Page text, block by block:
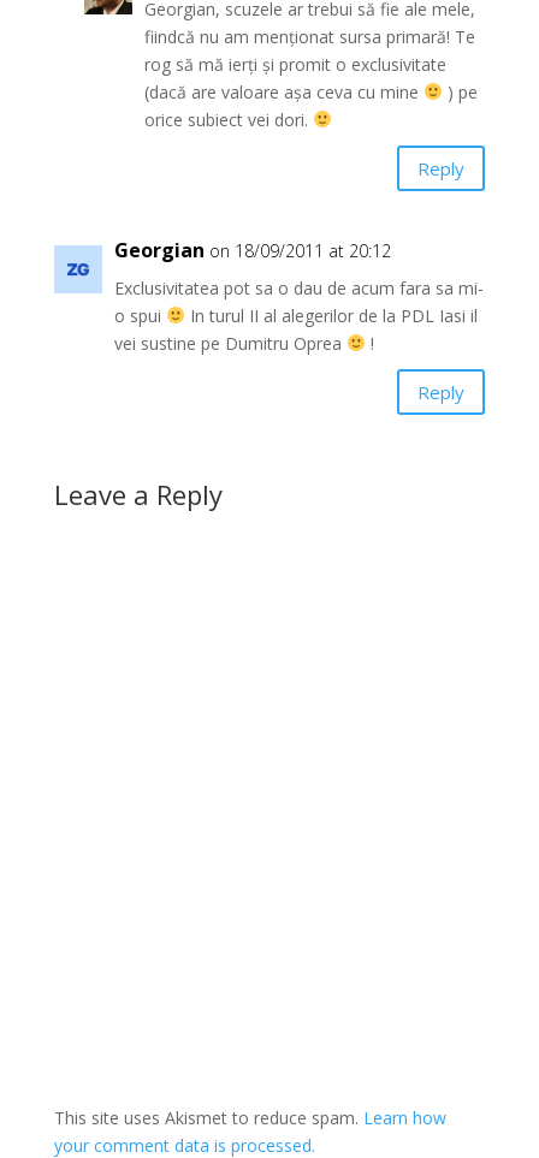
Georgian, scuzele ar trebui să fie ale mele,
fiindcă nu am menționat sursa primară! Te
rog să mă ierți și promit o exclusivitate
(dacă are valoare așa ceva cu mine
) pe
orice subiect vei dori.
Reply
Georgian on 18/09/2011 at 20:12
Exclusivitatea pot sa o dau de acum fara sa mi-
o spui
In turul II al alegerilor de la PDL Iasi il
vei sustine pe Dumitru Oprea
!
Reply
Leave a Reply
This site uses Akismet to reduce spam. Learn how
your comment data is processed.